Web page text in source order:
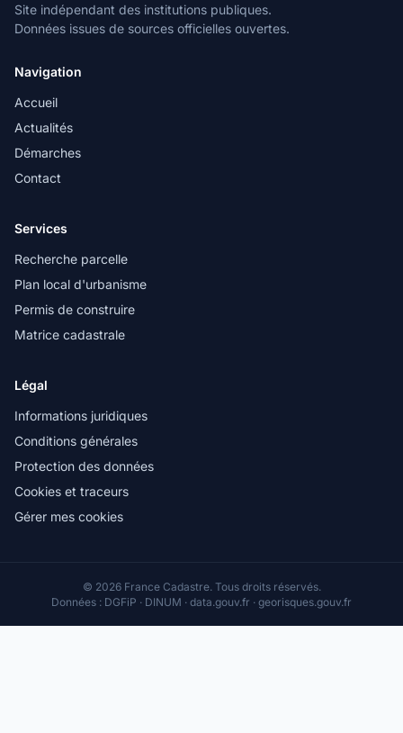
Site indépendant des institutions publiques.
Données issues de sources officielles ouvertes.
Navigation
Accueil
Actualités
Démarches
Contact
Services
Recherche parcelle
Plan local d'urbanisme
Permis de construire
Matrice cadastrale
Légal
Informations juridiques
Conditions générales
Protection des données
Cookies et traceurs
Gérer mes cookies
© 2026 France Cadastre. Tous droits réservés.
Données : DGFiP · DINUM · data.gouv.fr · georisques.gouv.fr